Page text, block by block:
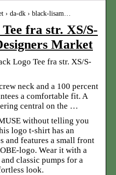
› da-dk › black-lisam…
fra str. XS/S-
Market
Logo Tee fra str. XS/S-
neck and a 100 percent
a comfortable fit. A
central on the …
without telling you
logo t-shirt has an
and features a small front
logo. Wear it with a
classic pumps for a
look.